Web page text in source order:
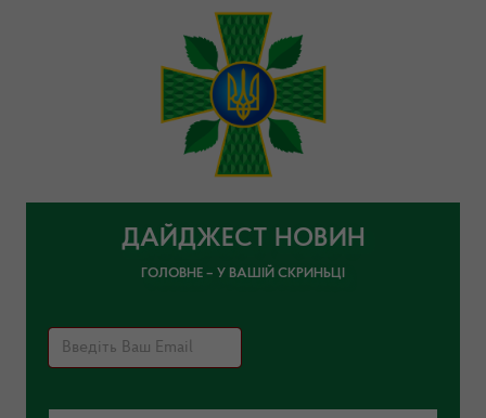
ДАЙДЖЕСТ НОВИН
ГОЛОВНЕ – У ВАШІЙ СКРИНЬЦІ